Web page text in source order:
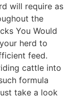
will require as
the
You Would
herd to
feed.
cattle into
formula
take a look